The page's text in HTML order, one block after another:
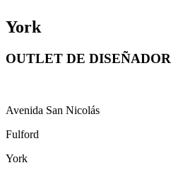
York
OUTLET DE DISEÑADOR
Avenida San Nicolás
Fulford
York